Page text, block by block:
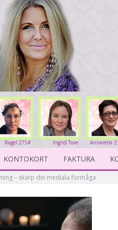
Annarella
Ingrid Tove
234#
Ragel 275#
KONTOKORT FAKTURA
– skärp din mediala förmåga